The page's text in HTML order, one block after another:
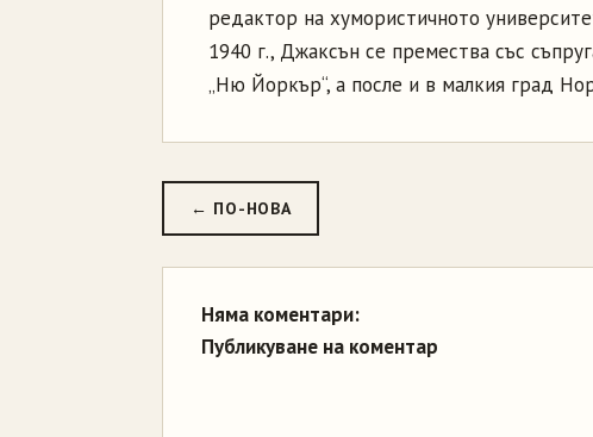
редактор на хумористичното
1940 г., Джаксън се премества със
„Ню Йоркър“, а после и в малкия град
← ПО-НОВА
Няма коментари:
Публикуване на коментар